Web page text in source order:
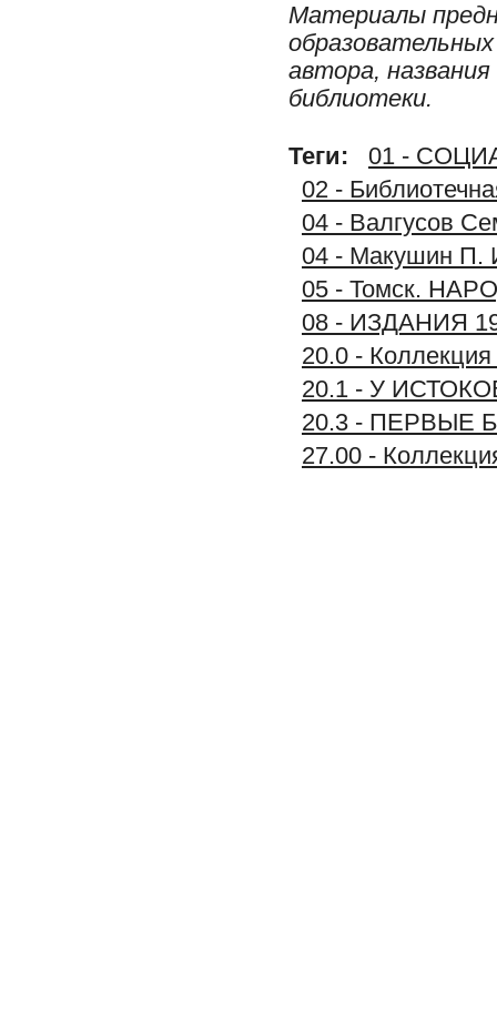
Материалы
автора,
библиотеки.
Теги:
01 -
02 -
04 - Валгусов
04 - Макушин П.
05 - Томск.
08 - ИЗДАНИЯ
20.0 -
20.1 - У
20.3 - ПЕРВЫЕ
27.00 -